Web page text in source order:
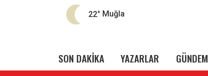
22° Muğla
SON DAKİKA YAZARLAR GÜNDEM